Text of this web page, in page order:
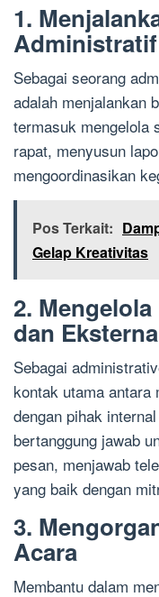
1.
Administratif
Sebagai seorang
adalah menjalankan
termasuk mengelola
rapat, menyusun
mengoordinasikan
Pos Terkait:
Gelap Kreativitas
2.
dan
Sebagai
kontak utama
dengan pihak
bertanggung jawab
pesan, menjawab
yang baik dengan
3.
Acara
Membantu dalam